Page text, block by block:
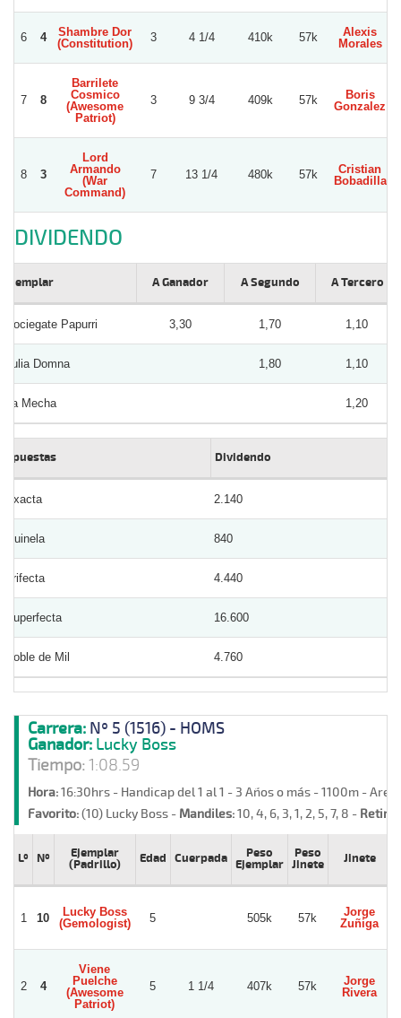
6 4
Shambre Dor
(Constitution)
3 4 1/4 410k 57k
Alexis
Morales
7 8
Barrilete
Cosmico
(Awesome
Patriot)
3 9 3/4 409k 57k
Boris
Gonzalez
8 3
Lord
Armando
(War
Command)
7 13 1/4 480k 57k
Cristian
Bobadilla
DIVIDENDO
Ejemplar A Ganador A Segundo A Tercero
Sociegate Papurri 3,30 1,70 1,10
Julia Domna 1,80 1,10
La Mecha 1,20
Apuestas Dividendo
Exacta 2.140
Quinela 840
Trifecta 4.440
Superfecta 16.600
Doble de Mil 4.760
Carrera: Nº 5 (1516) - HOMS
Ganador: Lucky Boss
Tiempo:1:08.59
Hora:16:30hrs - Handicap del 1 al 1 - 3 Años o más - 1100m -
Favorito:(10) Lucky Boss - Mandiles:10, 4, 6, 3, 1, 2, 5, 7, 8 -
Lº Nº
Ejemplar
(Padrillo)
Edad Cuerpada
Peso
Ejemplar
Peso
Jinete
Jinete
1 10
Lucky Boss
(Gemologist)
5 505k 57k
Jorge
Zuñiga
2 4
Viene
Puelche
(Awesome
Patriot)
5 1 1/4 407k 57k
Jorge
Rivera